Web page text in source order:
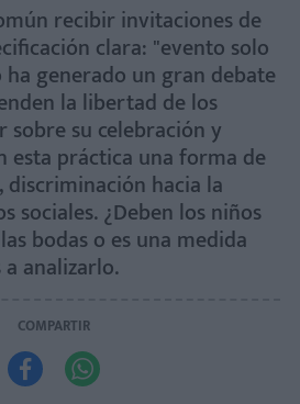
recibir invitaciones de
clara: "evento solo
generado un gran debate
la libertad de los
su celebración y
esta práctica una forma de
hacia la
sociales. ¿Deben los niños
bodas o es una medida
analizarlo.
COMPARTIR
 